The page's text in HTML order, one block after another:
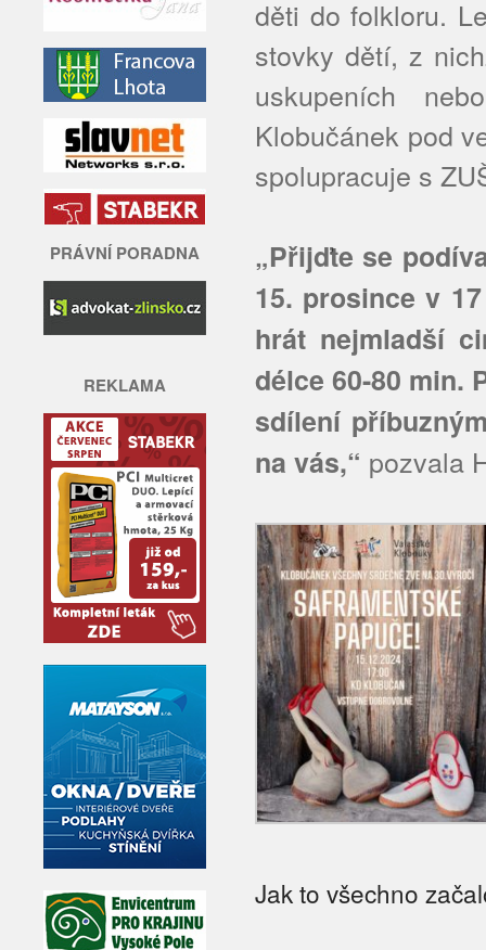
PRÁVNÍ PORADNA
REKLAMA
děti do folkloru.
stovky dětí, z
uskupeních
Klobučánek pod
spolupracuje s
„Přijďte se
15. prosince v
hrát nejmladší
délce 60-80 min.
sdílení
na vás,“ pozvala
Jak to všechno